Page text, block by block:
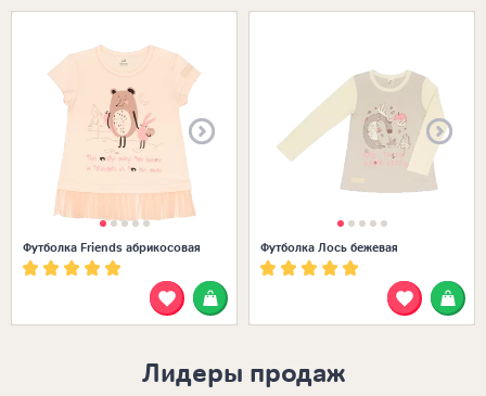
Футболка Friends абрикосовая Футболка Лось бежевая
Лидеры продаж